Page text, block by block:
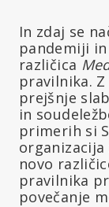
In zdaj se
pandemiji
različica
pravilnika.
prejšnje
in
primerih si
novo
pravilnika
povečanje